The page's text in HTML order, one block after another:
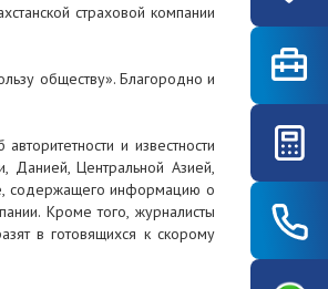
страховой компании
обществу». Благородно и
и известности
Данией, Центральной Азией,
содержащего информацию о
Кроме того, журналисты
в готовящихся к скорому